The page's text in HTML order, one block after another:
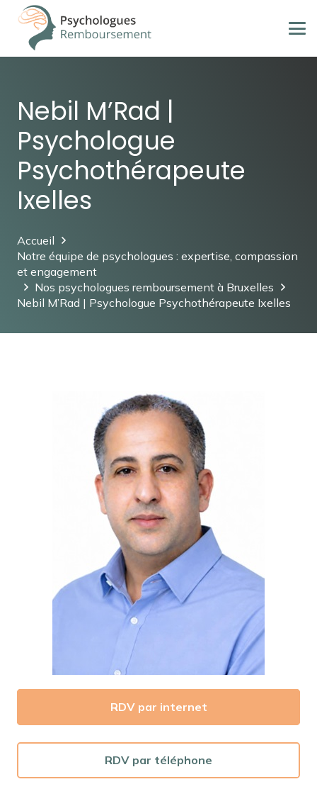
Nebil M’Rad |
Psychologue
Psychothérapeute
Ixelles
Accueil
Notre équipe de psychologues : expertise, compassion
et engagement
Nos psychologues remboursement à Bruxelles
Nebil M’Rad | Psychologue Psychothérapeute Ixelles
RDV par internet
RDV par téléphone